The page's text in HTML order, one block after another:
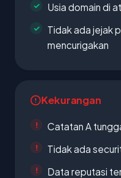
Usia domain di
Tidak ada jejak
mencurigakan
Kekurangan
Catatan A
Tidak ada
Data reputasi